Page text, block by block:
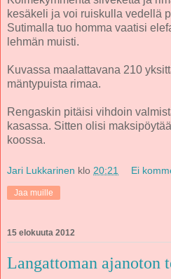
kesäkeli ja voi ruiskulla vedellä
Sutimalla tuo homma vaatisi
lehmän muisti.
Kuvassa maalattavana 210
mäntypuista rimaa.
Rengaskin pitäisi vihdoin
kasassa. Sitten olisi
koossa.
Jari Lukkarinen klo 20:21 Ei
Jaa muille
15 elokuuta 2012
Langattoman ajanoton